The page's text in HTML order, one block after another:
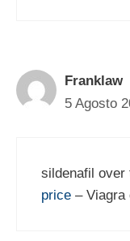
Franklaw
5 Agosto
sildenafil over
price – Viagra